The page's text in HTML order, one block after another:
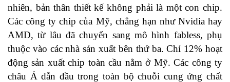
nhiên, bản thân thiết kế không phải là một con chip.
Các công ty chip của Mỹ, chẳng hạn như Nvidia hay
AMD, từ lâu đã chuyển sang mô hình fabless, phụ
thuộc vào các nhà sản xuất bên thứ ba. Chỉ 12% hoạt
động sản xuất chip toàn cầu nằm ở Mỹ. Các công ty
châu Á dẫn đầu trong toàn bộ chuỗi cung ứng chất